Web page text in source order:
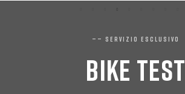
—— SERVIZIO ESCLUSIVO
BIKE TEST